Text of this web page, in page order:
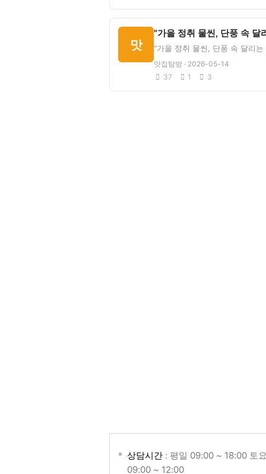
맛
맛집탐방 · 2026-05-14
37
1 3
상담시간 : 평일 09:00 ~ 18:00 토
09:00 ~ 12:00